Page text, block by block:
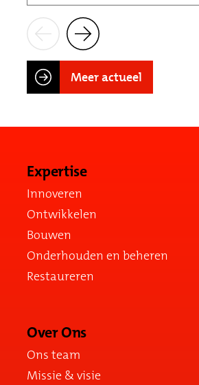
Meer actueel
Expertise
Innoveren
Ontwikkelen
Bouwen
Onderhouden en beheren
Restaureren
Over Ons
Ons team
Missie & visie